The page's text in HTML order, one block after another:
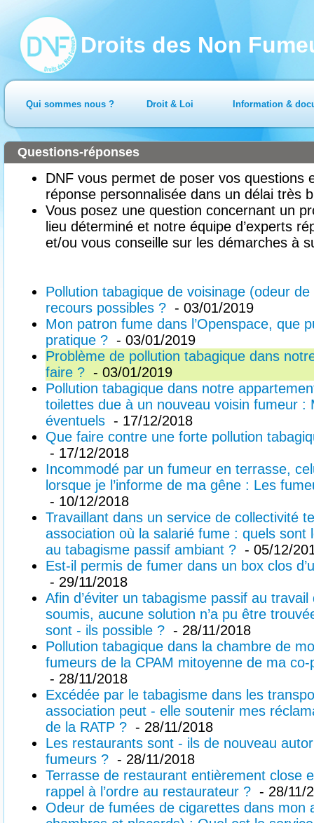
Droits des Non
Qui sommes nous ? Droit & Loi Information &
DNF vous permet de poser vos questions
réponse personnalisée dans un délai très
Vous posez une question concernant un
lieu déterminé et notre équipe d’experts
et/ou vous conseille sur les démarches à
Questions-réponses
Pollution tabagique de voisinage (odeur
recours possibles ? - 03/01/2019
Mon patron fume dans l’Openspace, que
pratique ? - 03/01/2019
Problème de pollution tabagique dans
faire ? - 03/01/2019
Pollution tabagique dans notre
toilettes due à un nouveau voisin fumeur :
éventuels - 17/12/2018
Que faire contre une forte pollution
- 17/12/2018
Incommodé par un fumeur en terrasse,
lorsque je l’informe de ma gêne : Les
- 10/12/2018
Travaillant dans un service de collectivité
association où la salarié fume : quels
au tabagisme passif ambiant ? - 05/12/
Est-il permis de fumer dans un box clos
- 29/11/2018
Afin d’éviter un tabagisme passif au
soumis, aucune solution n’a pu être
sont - ils possible ? - 28/11/2018
Pollution tabagique dans la chambre de
fumeurs de la CPAM mitoyenne de ma
- 28/11/2018
Excédée par le tabagisme dans les
association peut - elle soutenir mes
de la RATP ? - 28/11/2018
Les restaurants sont - ils de nouveau
fumeurs ? - 28/11/2018
Terrasse de restaurant entièrement close
rappel à l’ordre au restaurateur ? - 28/11/
Odeur de fumées de cigarettes dans mon